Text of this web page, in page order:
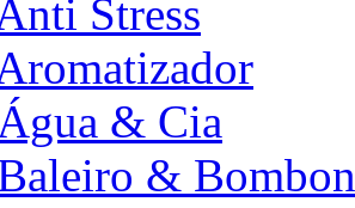
Stress
& Cia
&